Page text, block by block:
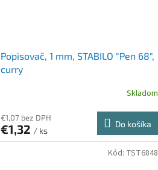
Popisovač, 1 mm, STABILO "Pen 68",
curry
Skladom
€1,07 bez DPH
€1,32 / ks
Do košíka
Kód: TST6848